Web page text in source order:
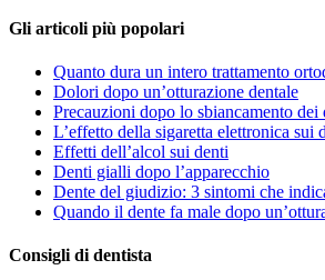
Gli articoli più popolari
Quanto dura un intero trattamento
Dolori dopo un’otturazione dentale
Precauzioni dopo lo sbiancamento dei
L’effetto della sigaretta elettronica sui
Effetti dell’alcol sui denti
Denti gialli dopo l’apparecchio
Dente del giudizio: 3 sintomi che
Quando il dente fa male dopo
Consigli di dentista